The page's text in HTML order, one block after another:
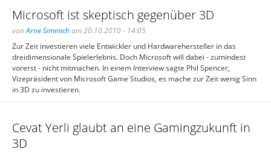
Microsoft ist skeptisch gegenüber 3D
vonArne Simmicham 20.10.2010 - 14:05
Zur Zeit investieren viele Entwickler und Hardwarehersteller in das
dreidimensionale Spielerlebnis. Doch Microsoft will dabei - zumindest
vorerst - nicht mitmachen. In einem Interview sagte Phil Spencer,
Vizepräsident von Microsoft Game Studios, es mache zur Zeit wenig Sinn
in 3D zu investieren.
Cevat Yerli glaubt an eine Gamingzukunft in
3D